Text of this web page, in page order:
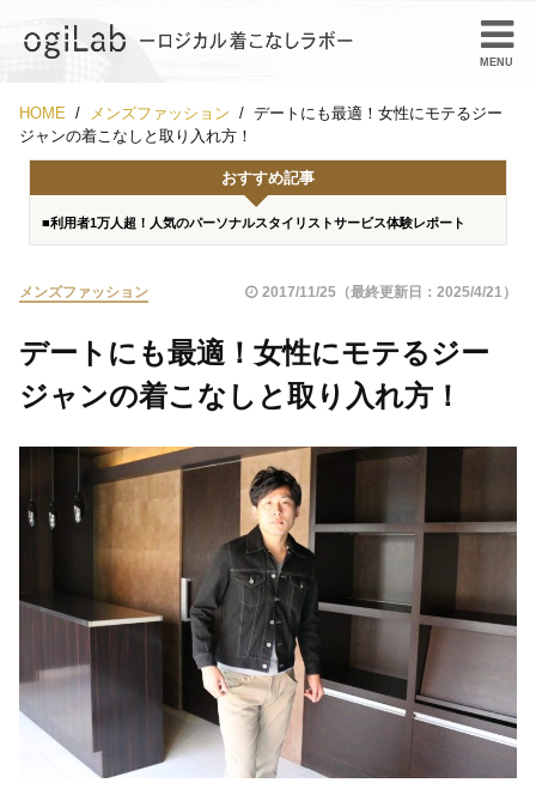
HOME メンズファッション
デートにも最適！女性にモテるジー
ジャンの着こなしと取り入れ方！
おすすめ記事
■利用者1万人超！人気のパーソナルスタイリストサービス体験レポート
メンズファッション 2017/11/25（最終更新日：2025/4/21）
デートにも最適！女性にモテるジー
ジャンの着こなしと取り入れ方！